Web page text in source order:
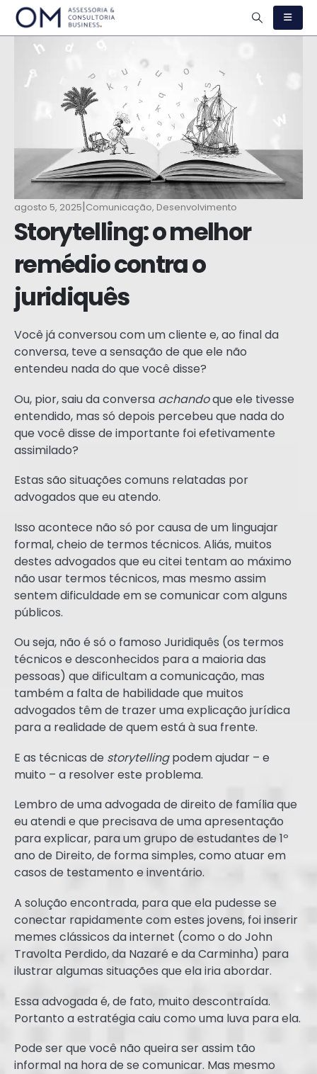
agosto 5, 2025|Comunicação, Desenvolvimento
Storytelling: o melhor
remédio contra o
juridiquês
Você já conversou com um cliente e, ao final da
conversa, teve a sensação de que ele não
entendeu nada do que você disse?
Ou, pior, saiu da conversa achandoque ele tivesse
entendido, mas só depois percebeu que nada do
que você disse de importante foi efetivamente
assimilado?
Estas são situações comuns relatadas por
advogados que eu atendo.
Isso acontece não só por causa de um linguajar
formal, cheio de termos técnicos. Aliás, muitos
destes advogados que eu citei tentam ao máximo
não usar termos técnicos, mas mesmo assim
sentem dificuldade em se comunicar com alguns
públicos.
Ou seja, não é só o famoso Juridiquês (os termos
técnicos e desconhecidos para a maioria das
pessoas) que dificultam a comunicação, mas
também a falta de habilidade que muitos
advogados têm de trazer uma explicação jurídica
para a realidade de quem está à sua frente.
E as técnicas de storytellingpodem ajudar – e
muito – a resolver este problema.
Lembro de uma advogada de direito de família que
eu atendi e que precisava de uma apresentação
para explicar, para um grupo de estudantes de 1º
ano de Direito, de forma simples, como atuar em
casos de testamento e inventário.
A solução encontrada, para que ela pudesse se
conectar rapidamente com estes jovens, foi inserir
memes clássicos da internet (como o do John
Travolta Perdido, da Nazaré e da Carminha) para
ilustrar algumas situações que ela iria abordar.
Essa advogada é, de fato, muito descontraída.
Portanto a estratégia caiu como uma luva para ela.
Pode ser que você não queira ser assim tão
informal na hora de se comunicar. Mas mesmo